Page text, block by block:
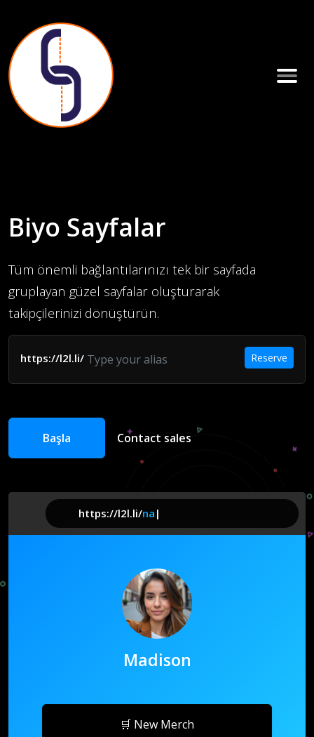
Biyo Sayfalar
Tüm önemli bağlantılarınızı tek bir sayfada
gruplayan güzel sayfalar oluşturarak
takipçilerinizi dönüştürün.
https://l2l.li/ Reserve
Başla Contact sales
https://l2l.li/name
Madison
🛒 New Merch